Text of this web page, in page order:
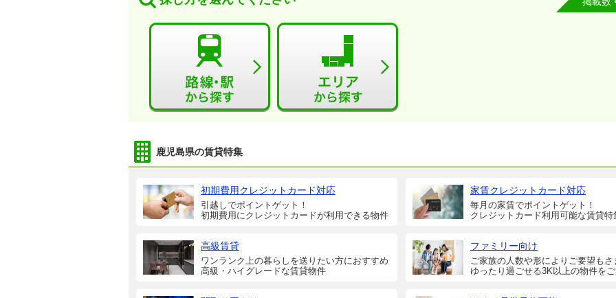
鹿児島県の賃貸特集
初期費用クレジットカード対応
引越しでポイントゲット！
初期費用にクレジットカードが利用できる物件
家賃クレジットカード対応
毎月の家賃でポイントゲット！
クレジットカード利用可能な賃貸特
高級賃貸
ワンランク上の暮らしを送りたい方におすすめ
高級・ハイグレードな賃貸物件
ファミリー向け
ご家族の人数や形によりご要望もさ
ゆったり過ごせる3K以上の物件をご